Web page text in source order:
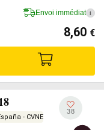
Envoi immédiat i
8,60 €
- CVNE
38